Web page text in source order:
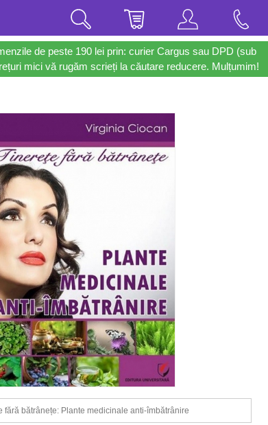
de peste 190 lei prin: curier Cargus sau DPD (sub
mici vă rugăm scrieți la căutare reducere. Mulțumim!
fără bătrânețe: Plante medicinale anti-îmbătrânire